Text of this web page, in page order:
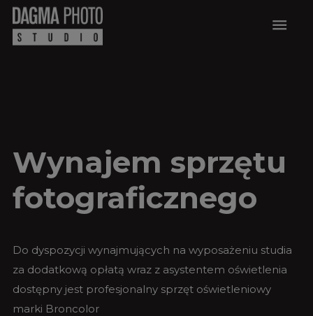
menu
Wynajem sprzętu
fotograficznego
Do dyspozycji wynajmujących na wyposażeniu studia
za dodatkową opłatą wraz z asystentem oświetlenia
dostępny jest profesjonalny sprzęt oświetleniowy
marki Broncolor